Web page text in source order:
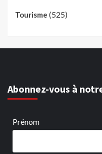
Tourisme (525)
Abonnez-vous à
Prénom